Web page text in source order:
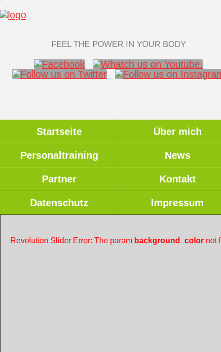
FEEL THE POWER IN YOUR BODY
Startseite Über mich
Personaltraining News
Partner Kontakt
Datenschutz Impressum
Revolution Slider Error: The param background_color not